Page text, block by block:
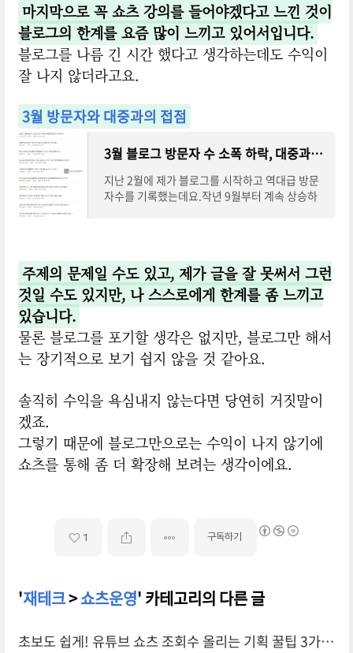
마지막으로 꼭 쇼츠 강의를 들어야겠다고 느낀 것이
블로그의 한계를 요즘 많이 느끼고 있어서입니다.
블로그를 나름 긴 시간 했다고 생각하는데도 수익이
잘 나지 않더라고요.
3월 방문자와 대중과의 접점
3월 블로그 방문자 수 소폭 하락, 대중과의 접점은 어떻게 찾아야 할까? 글쓰기 방향성에 대한 고
지난 2월에 제가 블로그를 시작하고 역대급 방문
자수를 기록했는데요.작년 9월부터 계속 상승하
주제의 문제일 수도 있고, 제가 글을 잘 못써서 그런
것일 수도 있지만, 나 스스로에게 한계를 좀 느끼고
있습니다.
물론 블로그를 포기할 생각은 없지만, 블로그만 해서
는 장기적으로 보기 쉽지 않을 것 같아요.
솔직히 수익을 욕심내지 않는다면 당연히 거짓말이
겠죠.
그렇기 때문에 블로그만으로는 수익이 나지 않기에
쇼츠를 통해 좀 더 확장해 보려는 생각이에요.
1 구독하기
'재테크>쇼츠운영' 카테고리의 다른 글
초보도 쉽게! 유튜브 쇼츠 조회수 올리는 기획 꿀팁 3가지